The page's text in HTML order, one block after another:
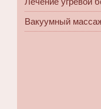
Вакуумный